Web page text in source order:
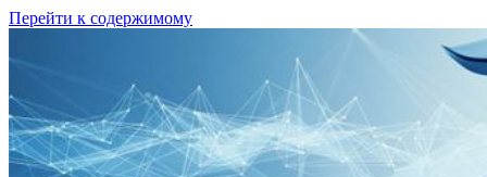
Перейти к содержимому